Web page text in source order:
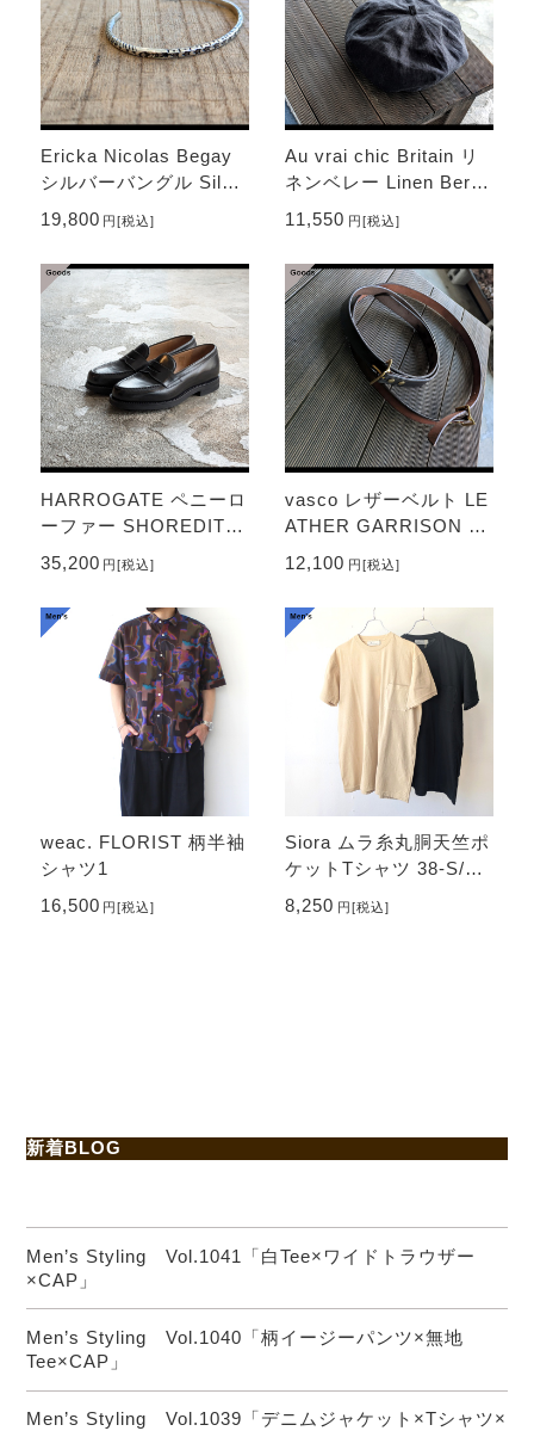
Ericka Nicolas Begay
シルバーバングル Silve
r Bangle HM2
19,800 円 [税込]
Au vrai chic Britain リ
ネンベレー Linen Berre
t （Charcoal）
11,550 円 [税込]
HARROGATE ペニーロ
ーファー SHOREDITC
H （Black）
35,200 円[税込]
vasco レザーベルト LE
ATHER GARRISON B
ELT -NARROW- VS-6
12,100 円[税込]
weac. FLORIST 柄半袖
シャツ1
16,500 円 [税込]
Siora ムラ糸丸胴天竺ポ
ケットTシャツ 38-S/S T
ee
8,250 円 [税込]
新着BLOG
Men’s Styling Vol.1041「白Tee×ワイドトラウザー
×CAP」
Men’s Styling Vol.1040「柄イージーパンツ×無地
Tee×CAP」
Men’s Styling Vol.1039「デニムジャケット×Tシャツ×